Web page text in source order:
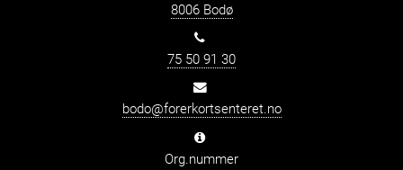
8006 Bodø
75 50 91 30
bodo@forerkortsenteret.no
Org.nummer